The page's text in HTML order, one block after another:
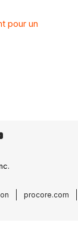
pour un
procore.com